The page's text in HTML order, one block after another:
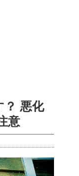
？ 悪化
意